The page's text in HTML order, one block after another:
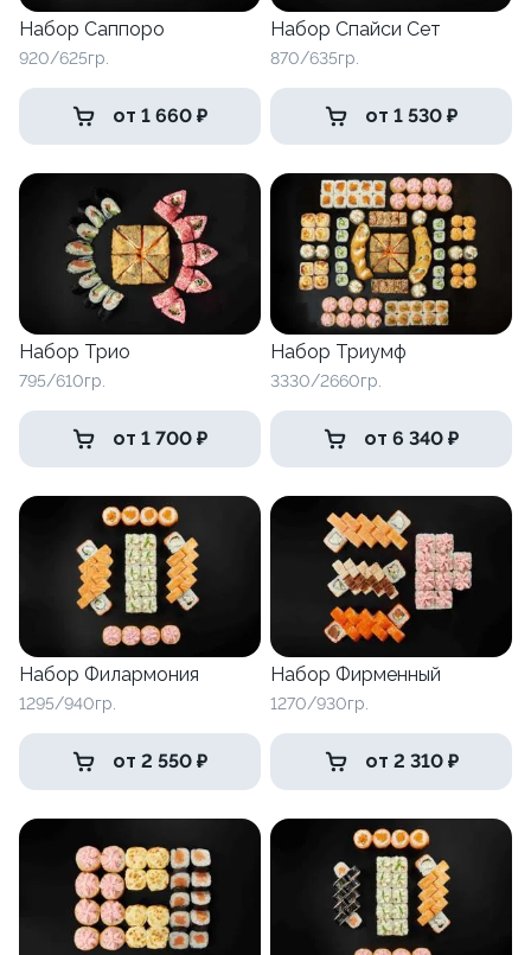
Набор Саппоро
920/625гр.
от 1 660 ₽
Набор Спайси Сет
870/635гр.
от 1 530 ₽
Набор Трио
795/610гр.
от 1 700 ₽
Набор Триумф
3330/2660гр.
от 6 340 ₽
Набор Филармония
1295/940гр.
от 2 550 ₽
Набор Фирменный
1270/930гр.
от 2 310 ₽